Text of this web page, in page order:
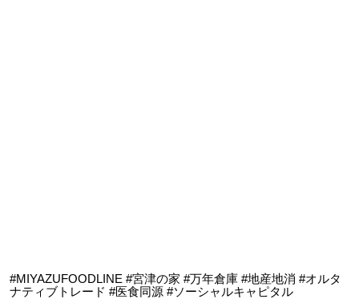
#MIYAZUFOODLINE #宮津の家 #万年倉庫 #地産地消 #オルタ
ナティブトレード #医食同源 #ソーシャルキャピタル